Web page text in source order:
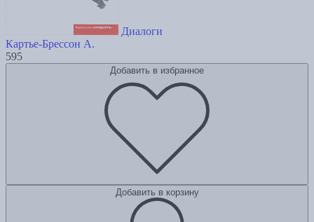
Диалоги
Картье-Брессон А.
595
Добавить в избранное
Добавить в корзину